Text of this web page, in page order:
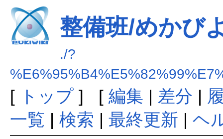
整備班/めかび
./?
[ トップ] [ 編集 | 差分 |
一覧 | 検索 | 最終更新 | ヘ